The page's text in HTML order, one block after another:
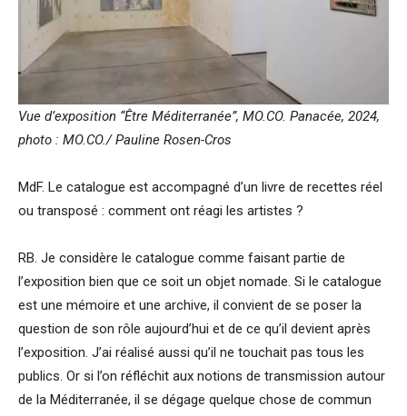
Vue d’exposition “Être Méditerranée”, MO.CO. Panacée, 2024,
photo : MO.CO./ Pauline Rosen-Cros
MdF. Le catalogue est accompagné d’un livre de recettes réel
ou transposé : comment ont réagi les artistes ?
RB. Je considère le catalogue comme faisant partie de
l’exposition bien que ce soit un objet nomade. Si le catalogue
est une mémoire et une archive, il convient de se poser la
question de son rôle aujourd’hui et de ce qu’il devient après
l’exposition. J’ai réalisé aussi qu’il ne touchait pas tous les
publics. Or si l’on réfléchit aux notions de transmission autour
de la Méditerranée, il se dégage quelque chose de commun